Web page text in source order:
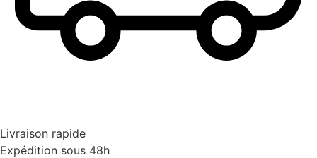
Livraison rapide
Expédition sous 48h